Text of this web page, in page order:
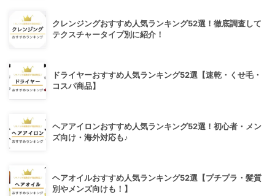
クレンジングおすすめ人気ランキング52選！徹底調査して
テクスチャータイプ別に紹介！
ドライヤーおすすめ人気ランキング52選【速乾・くせ毛・
コスパ商品】
ヘアアイロンおすすめ人気ランキング52選！初心者・メン
ズ向け・海外対応も♪
ヘアオイルおすすめ人気ランキング52選【プチプラ・髪質
別やメンズ向けも！】